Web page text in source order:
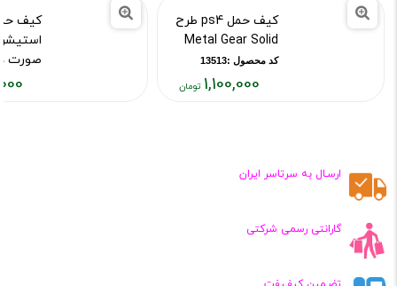
کیف حمل ps4 طرح
Metal Gear Solid
کد محصول :13513
1,100,000
کیف
صورت
کد محصول
ارسـال به سرتاسر ایران
گارانتی رسمی شرکتی